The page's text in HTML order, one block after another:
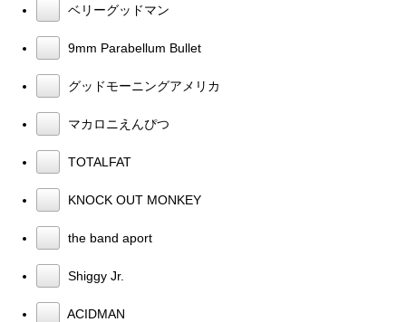
ベリーグッドマン
9mm Parabellum Bullet
グッドモーニングアメリカ
マカロニえんぴつ
TOTALFAT
KNOCK OUT MONKEY
the band aport
Shiggy Jr.
ACIDMAN